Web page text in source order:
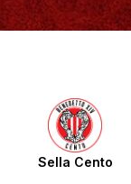
Sella Cento